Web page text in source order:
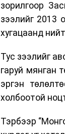
зорилгоор
зээлийг 2013
хугацаанд
Тус зээлийг
гаруй мянган
эргэн
холбоотой
Тэрбээр